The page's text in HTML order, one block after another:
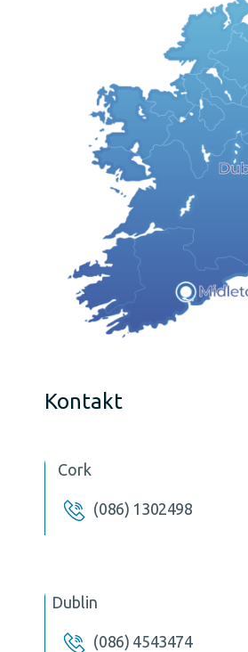
Kontakt
Cork
(086) 1302498
Dublin
(086) 4543474